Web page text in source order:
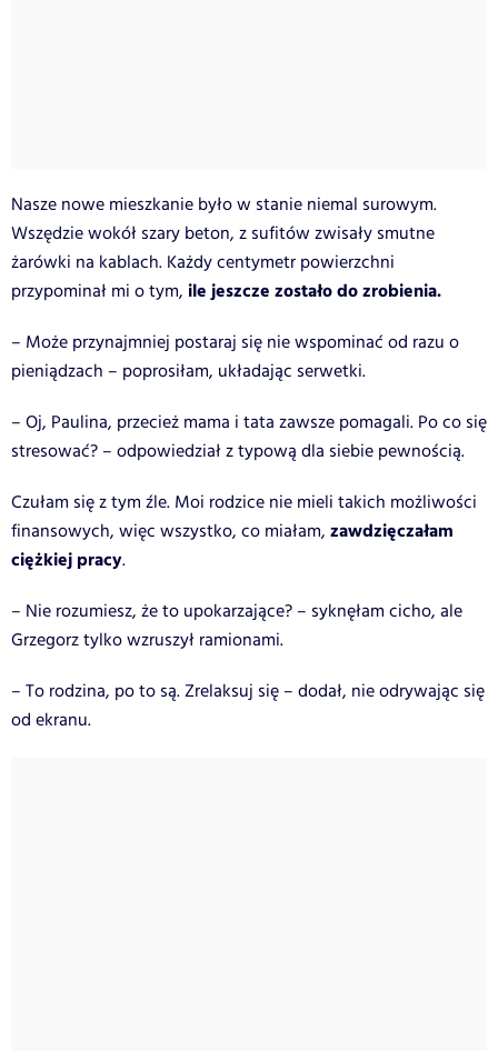
Nasze nowe mieszkanie było w stanie niemal surowym.
Wszędzie wokół szary beton, z sufitów zwisały smutne
żarówki na kablach. Każdy centymetr powierzchni
przypominał mi o tym, ile jeszcze zostało do zrobienia.
– Może przynajmniej postaraj się nie wspominać od razu o
pieniądzach – poprosiłam, układając serwetki.
– Oj, Paulina, przecież mama i tata zawsze pomagali. Po co się
stresować? – odpowiedział z typową dla siebie pewnością.
Czułam się z tym źle. Moi rodzice nie mieli takich możliwości
finansowych, więc wszystko, co miałam, zawdzięczałam
ciężkiej pracy.
– Nie rozumiesz, że to upokarzające? – syknęłam cicho, ale
Grzegorz tylko wzruszył ramionami.
– To rodzina, po to są. Zrelaksuj się – dodał, nie odrywając się
od ekranu.